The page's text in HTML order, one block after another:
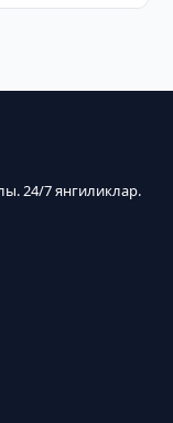
24/7 янгиликлар.